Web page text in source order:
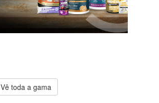
Vê toda a gama